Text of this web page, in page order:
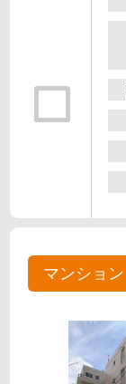
マンション